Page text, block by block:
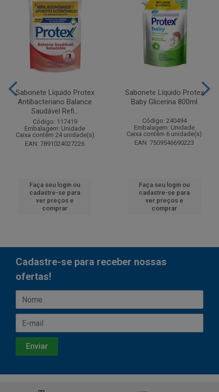
Sabonete Líquido Protex
Antibacteriano Balance
Saudável Refi...
Código: 117419
Embalagem: Unidade
Caixa contém 24 unidade(s)
EAN: 7891024027226
Faça seu login ou
cadastre-se para
ver preços e
comprar
Sabonete Líquido Protex
Baby Glicerina 800ml
Código: 240494
Embalagem: Unidade
Caixa contém 6 unidade(s)
EAN: 7509546690223
Faça seu login ou
cadastre-se para
ver preços e
comprar
Cadastre-se para receber nossas
ofertas!